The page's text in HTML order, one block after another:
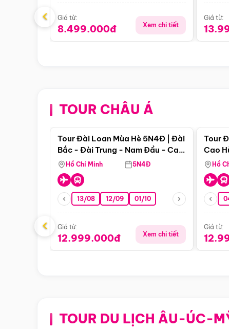
Giá từ:
8.499.000đ Xem chi tiết
Giá từ:
‹
TOUR CHÂU ÁĐiểm nổi bật
Tour Đài Loan Mùa Hè 5N4Đ | Đài
Bắc - Đài Trung - Nam Đầu - Cao
Hùng ( Bay Vn)
Hồ Chí Minh 5N4Đ
13/08 12/09 01/10
Giá từ:
12.999.000đ Xem chi tiết
Tour
Cao
(Bay
Hồ
Giá từ:
‹
TOUR DU LỊCH ÂU-ÚC-
Điểm nổi bật